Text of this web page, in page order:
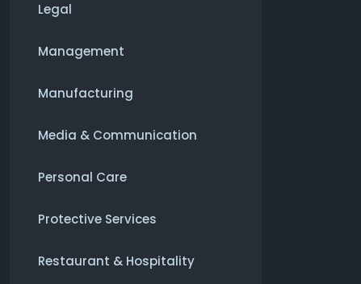
Legal
Management
Manufacturing
Media & Communication
Personal Care
Protective Services
Restaurant & Hospitality